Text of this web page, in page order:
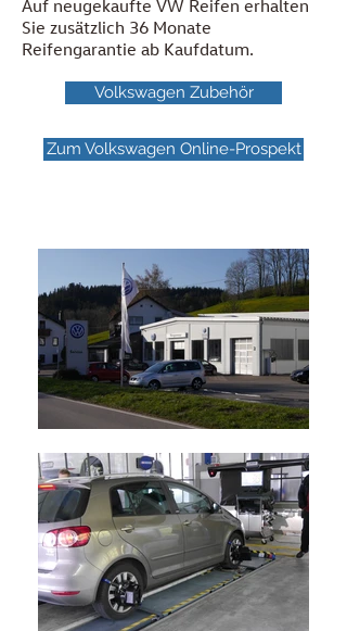
Auf neugekaufte VW Reifen erhalten
Sie zusätzlich 36 Monate
Reifengarantie ab Kaufdatum.
Volkswagen Zubehör
Zum Volkswagen Online-Prospekt